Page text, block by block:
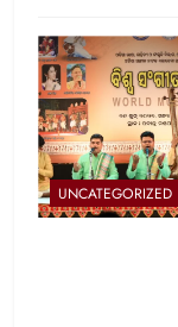
UNCATEGORIZED